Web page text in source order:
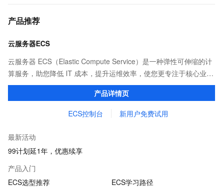
产品推荐
云服务器ECS
云服务器 ECS（Elastic Compute Service）是一种弹性可伸缩的计
算服务，助您降低 IT 成本，提升运维效率，使您更专注于核心业务
创新。
产品详情页
ECS控制台 新用户免费试用
最新活动
99计划延1年，优惠续享
产品入门
ECS选型推荐
ECS学习路径